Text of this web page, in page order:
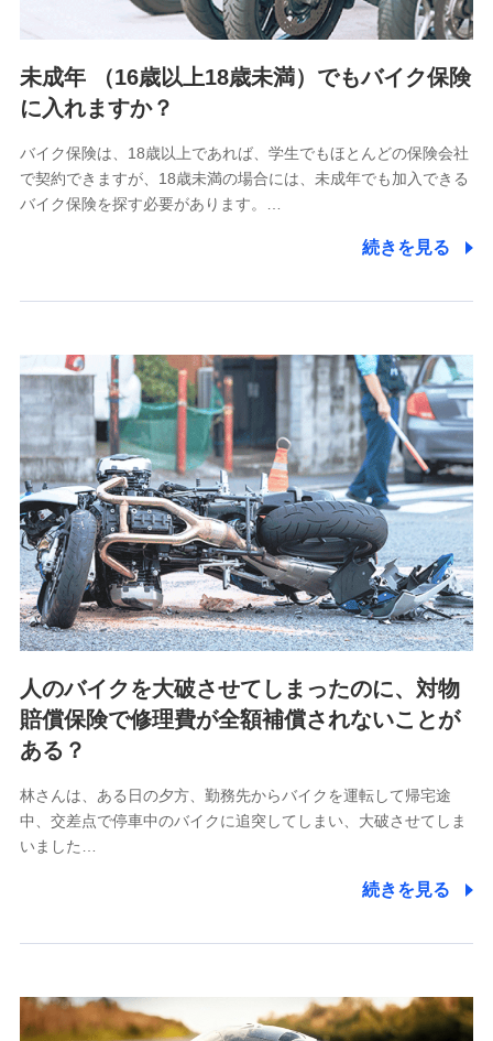
5.通話録音にて取得する情報
電話対応の品質向上およびお問合せ内容の正確な把握のため
6.採用応募者の個人情報
採用選考および入社手続を実施するため
7.社員（従業者）の個人情報
退職関連処理等の各種手続きのため、当社と従業員または従
取引先としての選定業務、営業情報の提供業務、契約締結手
続き業務、取引管理業務、およびこれらに準ずる業務の遂行
のため
9.お問い合わせ情報
各種お問い合わせに対応するため
10.受託業務の 個人情報
受託業務の遂行およびこれらに準ずる業務の遂行のため
11.マイカー通勤管理クラウド並びに法人向けASPサー
ビスに関してのお問い合わせ情報
各種お問い合わせに対応するため
当社のサービスに関する情報提供や、皆様に有用なお知らせ
をお送りするため
アンケートの送付のため
当社のサービスや媒体の運営改善に必要なデータを解析し、
分析するため
当社の対応品質向上やお問い合わせ内容の正確な把握のため
個人情報保護管理者の職名、連絡先
〒103-0013 東京都中央区日本橋人形町2-14-10 アー
個人情報の第三者提供について
当社ではご本人の同意がある場合または法令に基づく場
未成年 （16歳以上18歳未満）でもバイク保険
に入れますか？
バイク保険は、18歳以上であれば、学生でもほとんどの保険会社
で契約できますが、18歳未満の場合には、未成年でも加入できる
バイク保険を探す必要があります。…
続きを見る
人のバイクを大破させてしまったのに、対物
賠償保険で修理費が全額補償されないことが
ある？
林さんは、ある日の夕方、勤務先からバイクを運転して帰宅途
中、交差点で停車中のバイクに追突してしまい、大破させてしま
いました…
続きを見る